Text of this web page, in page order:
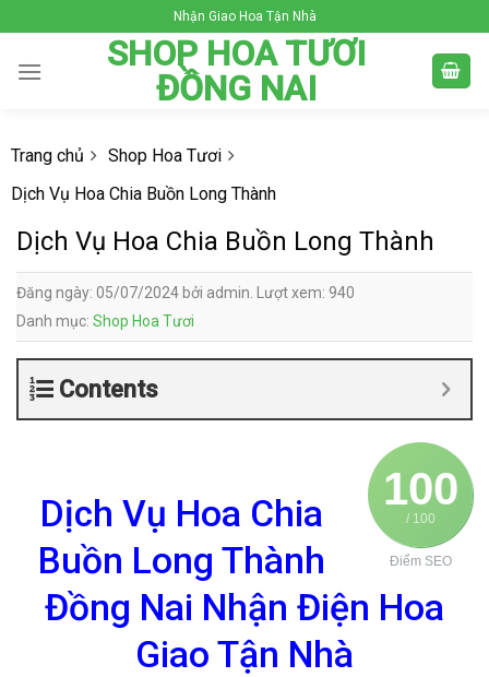
to
content
Nhận Giao Hoa Tận Nhà
SHOP HOA TƯƠI
ĐỒNG NAI
Trang chủ
Shop Hoa Tươi
Dịch Vụ Hoa Chia Buồn Long Thành
Dịch Vụ Hoa Chia Buồn Long Thành
Đăng ngày: 05/07/2024 bởi admin. Lượt xem: 940
Danh mục: Shop Hoa Tươi
Contents
100
/ 100
Điểm SEO
Dịch Vụ Hoa Chia
Buồn Long Thành
Đồng Nai Nhận Điện Hoa
Giao Tận Nhà